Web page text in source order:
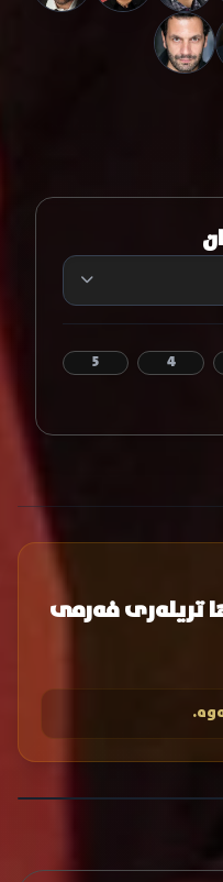
4
5
تریلەری فەرمی